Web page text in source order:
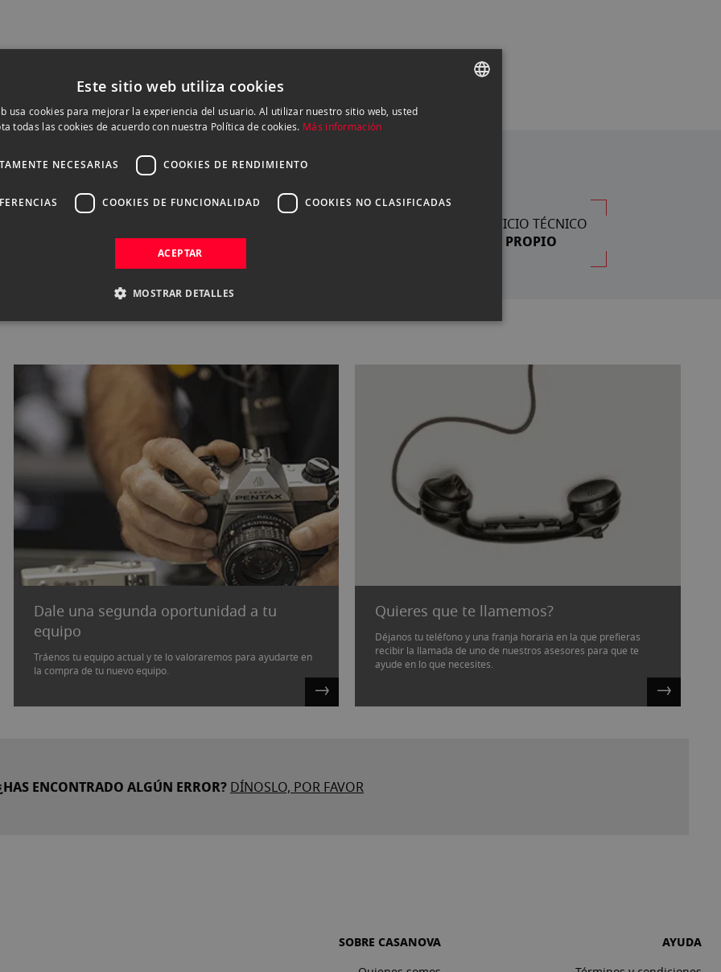
NUESTRAS VENTAJAS
PERSONALIZADO
SERVICIO TÉCNICO
PROPIO
Dale una segunda oportunidad a tu
equipo
Tráenos tu equipo actual y te lo valoraremos para ayudarte en
la compra de tu nuevo equipo.
Quieres que te llamemos?
Déjanos tu teléfono y una franja horaria en la que prefieras
recibir la llamada de uno de nuestros asesores para que te
ayude en lo que necesites.
ENCONTRADO ALGÚN ERROR? DÍNOSLO, POR FAVOR
SOBRE CASANOVA
AYUDA
Este sitio web utiliza cookies
usa cookies para mejorar la experiencia del usuario. Al utilizar nuestro sitio web, usted
todas las cookies de acuerdo con nuestra Política de cookies. Más información
NECESARIAS COOKIES DE RENDIMIENTO
COOKIES DE FUNCIONALIDAD COOKIES NO CLASIFICADAS
ACEPTAR
MOSTRAR DETALLES